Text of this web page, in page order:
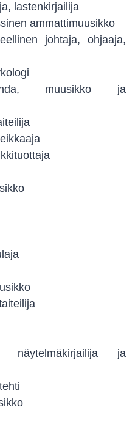
lastenkirjailija
ammattimuusikko
johtaja, ohjaaja,
muusikko ja
näytelmäkirjailija ja